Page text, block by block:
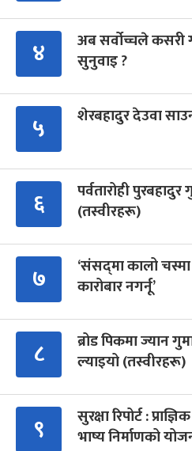
४
अब सर्वोच्चले कसरी
सुनुवाइ ?
५ शेरबहादुर देउवा
६
पर्वतारोही
(तस्वीरहरू)
७
‘संसद्‍मा कालो
कारोबार नगर्नू’
८
ब्रोड पिकमा ज्यान
ल्याइयो (तस्वीरहरू)
९
सुरक्षा रिपोर्ट :
भाष्य निर्माणको